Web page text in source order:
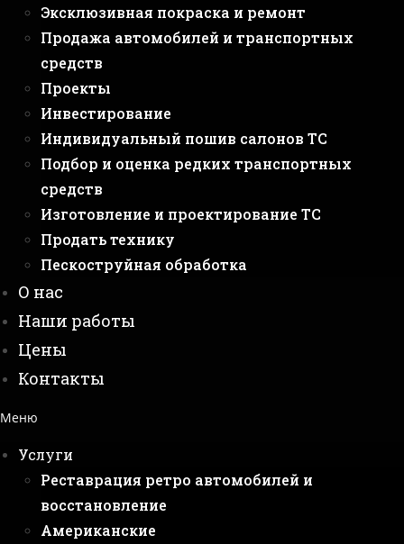
Эксклюзивная покраска и ремонт
Продажа автомобилей и транспортных
средств
Проекты
Инвестирование
Индивидуальный пошив салонов ТС
Подбор и оценка редких транспортных
средств
Изготовление и проектирование ТС
Продать технику
Пескоструйная обработка
О нас
Наши работы
Цены
Контакты
Меню
Услуги
Реставрация ретро автомобилей и
восстановление
Американские